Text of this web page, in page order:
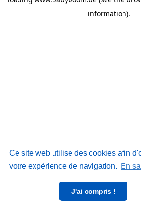
Ce site web utilise des cookies afin
votre expérience de navigation. En
J'ai compris !
information).